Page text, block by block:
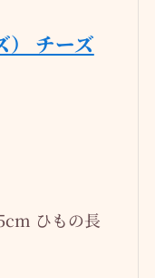
） チーズ
ひもの長